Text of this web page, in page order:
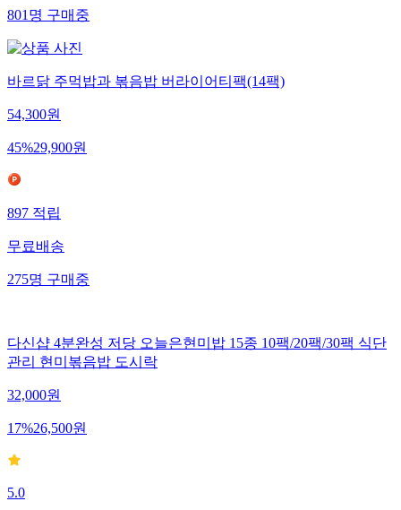
801명구매중
바르닭 주먹밥과 볶음밥 버라이어티팩(14팩)
54,300원
45%29,900원
897적립
무료배송
275명구매중
다신샵 4분완성 저당 오늘은현미밥 15종 10팩/20팩/30팩 식단
관리 현미볶음밥 도시락
32,000원
17%26,500원
5.0